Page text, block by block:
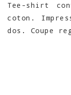
Tee-shirt
coton.
dos. Coupe